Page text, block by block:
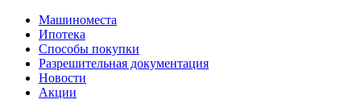
Машиноместа
Ипотека
Способы покупки
Разрешительная документация
Новости
Акции